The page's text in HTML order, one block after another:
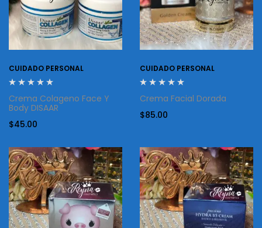
CUIDADO PERSONAL
Crema Colageno Face Y
Body DISAAR
$45.00
CUIDADO PERSONAL
Crema Facial Dorada
$85.00